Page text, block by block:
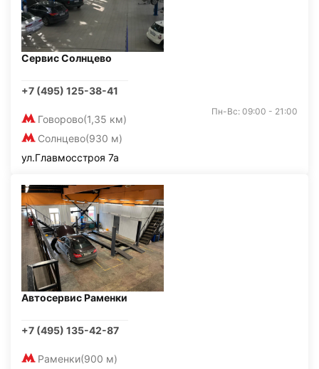
Сервис Солнцево
+7 (495) 125-38-41
Говорово(1,35 км)
Солнцево(930 м)
Пн-Вс: 09:00 - 21:00
ул.Главмосстроя 7а
Автосервис Раменки
+7 (495) 135-42-87
Раменки(900 м)